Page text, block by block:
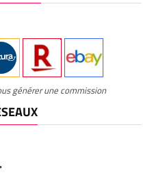
générer une commission